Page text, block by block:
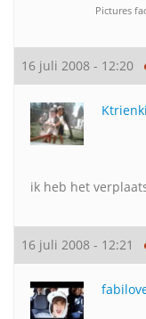
Pictures
16 juli 2008 - 12:20
ik heb het
16 juli 2008 - 12:21